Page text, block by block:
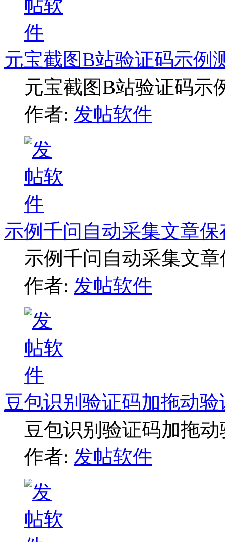
元宝截图B站验证码示例
元宝截图B站验证码示
作者: 发帖软件
示例千问自动采集文章
示例千问自动采集文
作者: 发帖软件
豆包识别验证码加拖动
豆包识别验证码加拖
作者: 发帖软件